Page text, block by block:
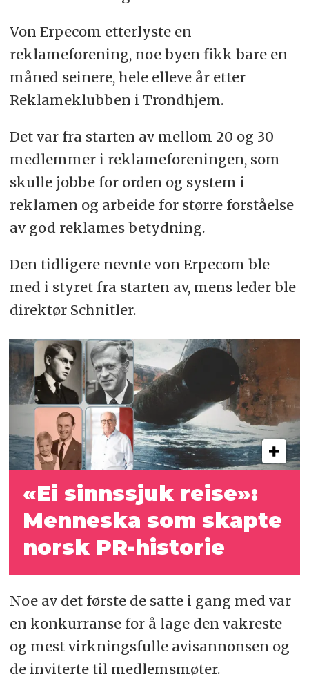
Von Erpecom etterlyste en
reklameforening, noe byen fikk bare en
måned seinere, hele elleve år etter
Reklameklubben i Trondhjem.
Det var fra starten av mellom 20 og 30
medlemmer i reklameforeningen, som
skulle jobbe for orden og system i
reklamen og arbeide for større forståelse
av god reklames betydning.
Den tidligere nevnte von Erpecom ble
med i styret fra starten av, mens leder ble
direktør Schnitler.
«Ei sinnssjuk reise»:
Menneska som skapte
norsk PR-historie
Noe av det første de satte i gang med var
en konkurranse for å lage den vakreste
og mest virkningsfulle avisannonsen og
de inviterte til medlemsmøter.